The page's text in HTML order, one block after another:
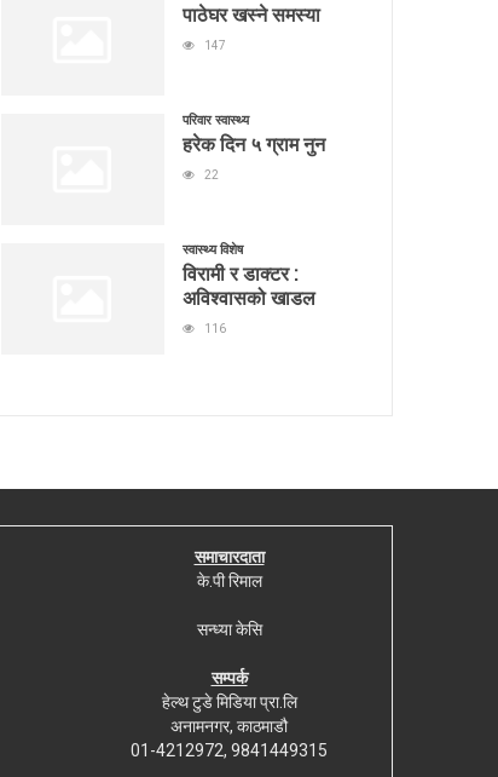
पाठेघर खस्ने समस्या
147
परिवार स्वास्थ्य
हरेक दिन ५ ग्राम नुन
22
स्वास्थ्य विशेष
विरामी र डाक्टर :
अविश्वासको खाडल
116
समाचारदाता
के.पी रिमाल
सन्ध्या केसि
सम्पर्क
हेल्थ टुडे मिडिया प्रा.लि
अनामनगर, काठमाडौ
01-4212972, 9841449315